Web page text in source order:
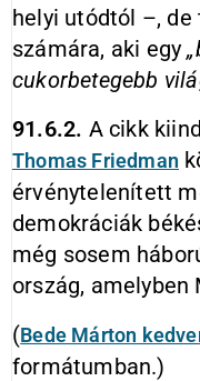
helyi utódtól –,
számára, aki egy
cukorbetegebb
91.6.2. A cikk
Thomas Friedman
érvénytelenített
demokráciák
még sosem
ország, amelyben
(Bede Márton
formátumban.)